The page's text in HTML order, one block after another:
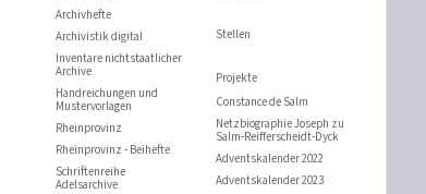
Archivhefte
Archivistik digital
Inventare nichtstaatlicher
Archive
Handreichungen und
Mustervorlagen
Rheinprovinz
Rheinprovinz - Beihefte
Schriftenreihe
Adelsarchive
Stellen
Projekte
Constance de Salm
Netzbiographie Joseph zu
Salm-Reifferscheidt-Dyck
Adventskalender 2022
Adventskalender 2023